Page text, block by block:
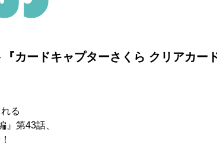
カードキャプターさくら クリアカード
る
』第43話、